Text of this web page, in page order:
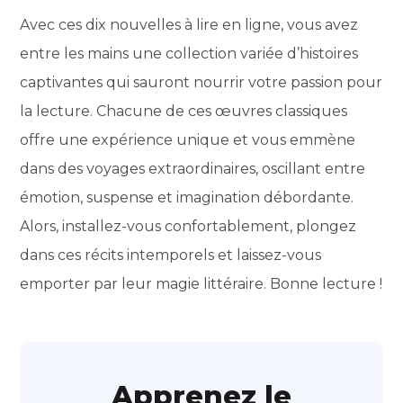
Avec ces dix nouvelles à lire en ligne, vous avez
entre les mains une collection variée d’histoires
captivantes qui sauront nourrir votre passion pour
la lecture. Chacune de ces œuvres classiques
offre une expérience unique et vous emmène
dans des voyages extraordinaires, oscillant entre
émotion, suspense et imagination débordante.
Alors, installez-vous confortablement, plongez
dans ces récits intemporels et laissez-vous
emporter par leur magie littéraire. Bonne lecture !
Apprenez le